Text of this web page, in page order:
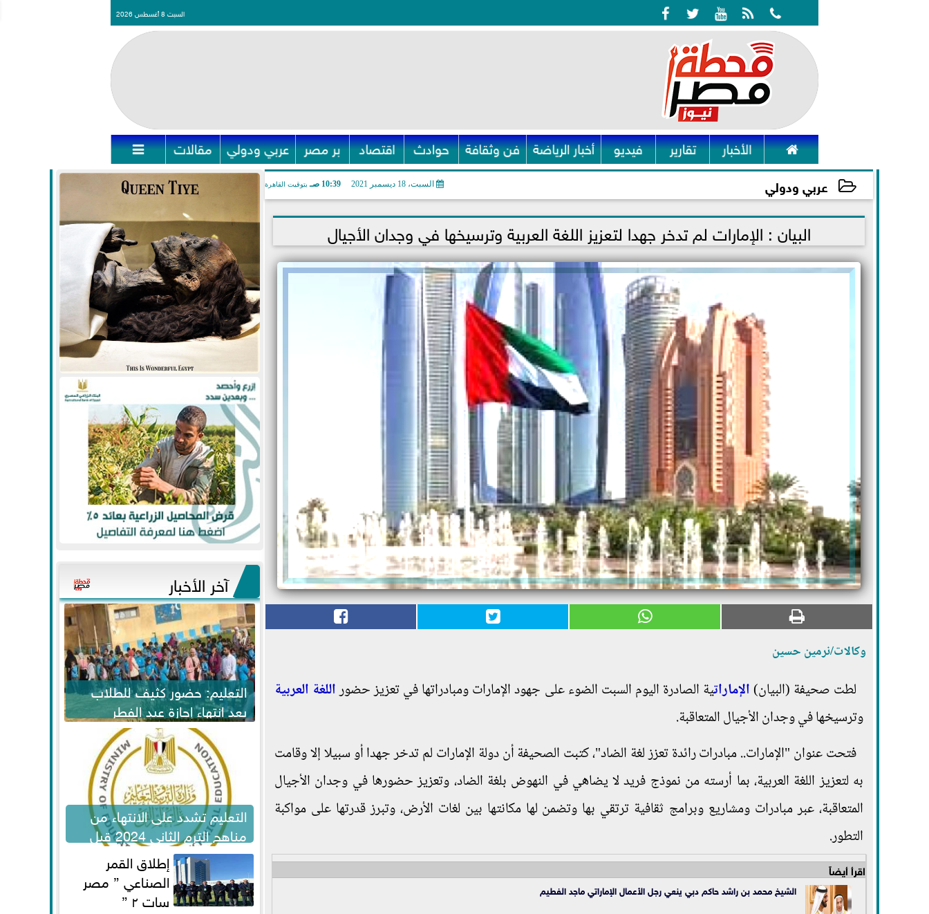
     السبت 8 أغسطس 2026
 الأخبار تقارير فيديو أخبار الرياضة فن وثقافة حوادث اقتصاد بر مصر عربي ودولي مقالات 
عربي ودولي السبت، 18 ديسمبر 2021 10:39 صـ بتوقيت القاهرة
2021-12-18 10:39:53 البيان : الإمارات لم تدخر جهدا لتعزيز اللغة العربية وترسيخها في وجدان الأجيال
وكالات/نرمين حسين
لطت صحيفة (البيان)الإماراتية الصادرة اليوم السبت الضوء على جهود الإمارات ومبادراتها في تعزيز حضوراللغة العربية
وترسيخها في وجدان الأجيال المتعاقبة.
فتحت عنوان "الإمارات.. مبادرات رائدة تعزز لغة الضاد"، كتبت الصحيفة أن دولة الإمارات لم تدخر جهدا أو سبيلا إلا وقامت
به لتعزيز اللغة العربية، بما أرسته من نموذج فريد لا يضاهي في النهوض بلغة الضاد، وتعزيز حضورها في وجدان الأجيال
المتعاقبة، عبر مبادرات ومشاريع وبرامج ثقافية ترتقي بها وتضمن لها مكانتها بين لغات الأرض، وتبرز قدرتها على مواكبة
التطور.
اقرأ أيضاً
الشيخ محمد بن راشد حاكم دبي ينعي رجل الأعمال الإماراتي ماجد الفطيم
آخر الأخبار
التعليم: حضور كثيف للطلاب
بعد انتهاء إجازة عيد الفطر
لاستكمال المناهج
التعليم تشدد على الانتهاء من
مناهج الترم الثاني 2024 قبل
الامتحانات
إطلاق القمر
الصناعي ” مصر
سات ٢ ”